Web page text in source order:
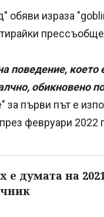
обяви израза
поведение,
обикновено
за първи път е
февруари 2022
е думата на